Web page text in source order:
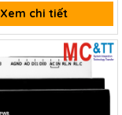
Xem chi tiết